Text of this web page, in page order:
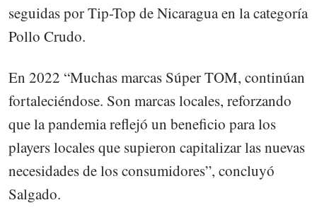
seguidas por Tip-Top de Nicaragua en la categoría
Pollo Crudo.
En 2022 “Muchas marcas Súper TOM, continúan
fortaleciéndose. Son marcas locales, reforzando
que la pandemia reflejó un beneficio para los
players locales que supieron capitalizar las nuevas
necesidades de los consumidores”, concluyó
Salgado.